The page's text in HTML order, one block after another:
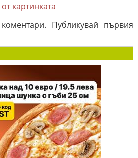
картинката
Публикувай първия